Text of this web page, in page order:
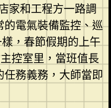
家和工程方一路調
電氣裝備監控、巡
，春節假期的上午
控室里，當班值長
務義務，大師當即